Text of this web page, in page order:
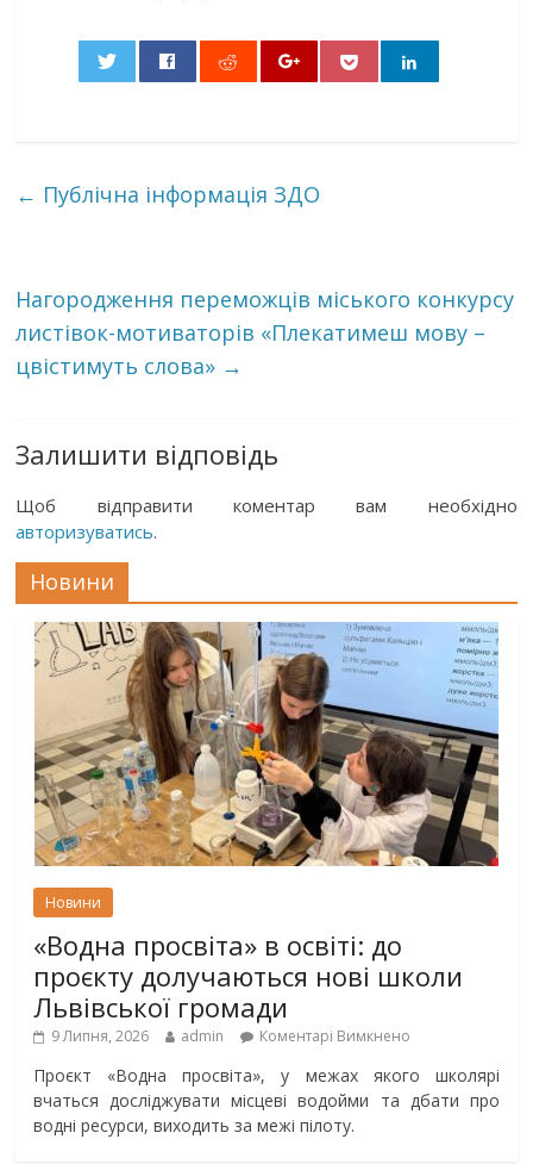
← Публічна інформація ЗДО
Нагородження переможців міського конкурсу
листівок-мотиваторів «Плекатимеш мову –
цвістимуть слова» →
Залишити відповідь
Щоб відправити коментар вам необхідно
авторизуватись.
Новини
Новини
«Водна просвіта» в освіті: до
проєкту долучаються нові школи
Львівської громади
9 Липня, 2026 admin Коментарі Вимкнено
Проєкт «Водна просвіта», у межах якого школярі
вчаться досліджувати місцеві водойми та дбати про
водні ресурси, виходить за межі пілоту.